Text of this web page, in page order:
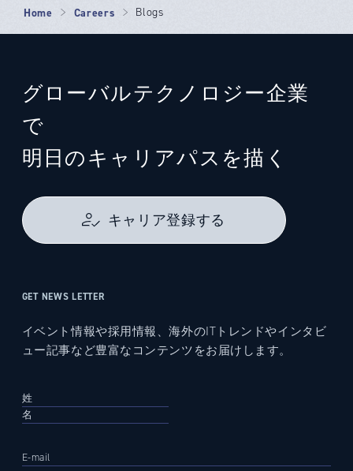
Home Careers Blogs
グローバルテクノロジー企業
で
明日のキャリアパスを描く
キャリア登録する
GET NEWS LETTER
イベント情報や採用情報、海外のITトレンドやインタビ
ュー記事など豊富なコンテンツをお届けします。